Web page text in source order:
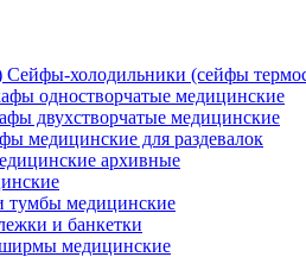
Сейфы-холодильники (сейфы
одностворчатые медицинские
двухстворчатые медицинские
медицинские для раздевалок
архивные
тумбы медицинские
и банкетки
медицинские